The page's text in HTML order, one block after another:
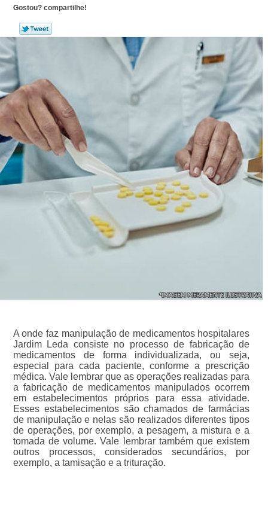
Gostou? compartilhe!
A onde faz manipulação de medicamentos hospitalares
Jardim Leda consiste no processo de fabricação de
medicamentos de forma individualizada, ou seja,
especial para cada paciente, conforme a prescrição
médica. Vale lembrar que as operações realizadas para
a fabricação de medicamentos manipulados ocorrem
em estabelecimentos próprios para essa atividade.
Esses estabelecimentos são chamados de farmácias
de manipulação e nelas são realizados diferentes tipos
de operações, por exemplo, a pesagem, a mistura e a
tomada de volume. Vale lembrar também que existem
outros processos, considerados secundários, por
exemplo, a tamisação e a trituração.